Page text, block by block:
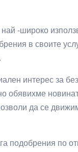
-широко
в своите
интерес за
обявихме
да се
подобрения по